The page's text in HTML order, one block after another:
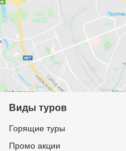
Виды туров
Горящие туры
Промо акции